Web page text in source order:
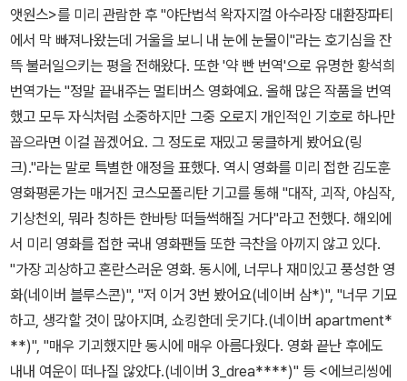
앳원스>를 미리 관람한 후 "야단법석 왁자지껄 아수라장 대환장파티
에서 막 빠져나왔는데 거울을 보니 내 눈에 눈물이"라는 호기심을 잔
뜩 불러일으키는 평을 전해왔다. 또한 '약 빤 번역'으로 유명한 황석희
번역가는 "정말 끝내주는 멀티버스 영화예요. 올해 많은 작품을 번역
했고 모두 자식처럼 소중하지만 그중 오로지 개인적인 기호로 하나만
꼽으라면 이걸 꼽겠어요. 그 정도로 재밌고 뭉클하게 봤어요(링
크)."라는 말로 특별한 애정을 표했다. 역시 영화를 미리 접한 김도훈
영화평론가는 매거진 코스모폴리탄 기고를 통해 "대작, 괴작, 야심작,
기상천외, 뭐라 칭하든 한바탕 떠들썩해질 거다"라고 전했다. 해외에
서 미리 영화를 접한 국내 영화팬들 또한 극찬을 아끼지 않고 있다.
"가장 괴상하고 혼란스러운 영화. 동시에, 너무나 재미있고 풍성한 영
화(네이버 블루스콘)", "저 이거 3번 봤어요(네이버 삼*)", "너무 기묘
하고, 생각할 것이 많아지며, 쇼킹한데 웃기다.(네이버 apartment*
**)", "매우 기괴했지만 동시에 매우 아름다웠다. 영화 끝난 후에도
내내 여운이 떠나질 않았다.(네이버 3_drea****)" 등 <에브리씽에